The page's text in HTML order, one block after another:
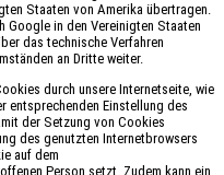
Staaten von Amerika übertragen.
Google in den Vereinigten Staaten
das technische Verfahren
an Dritte weiter.
durch unsere Internetseite, wie
Einstellung des
der Setzung von Cookies
des genutzten Internetbrowsers
auf dem
Person setzt. Zudem kann ein